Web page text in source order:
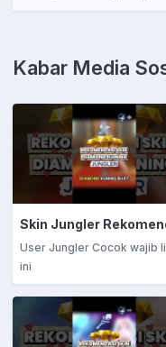
Kabar Media
User Jungler Cocok wajib
ini